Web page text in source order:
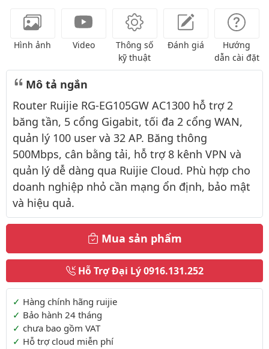
Hình ảnh Video
Thông số
kỹ thuật
Đánh giá
Hướng
dẫn cài đặt
Mô tả ngắn
Router Ruijie RG-EG105GW AC1300 hỗ trợ 2
băng tần, 5 cổng Gigabit, tối đa 2 cổng WAN,
quản lý 100 user và 32 AP. Băng thông
500Mbps, cân bằng tải, hỗ trợ 8 kênh VPN và
quản lý dễ dàng qua Ruijie Cloud. Phù hợp cho
doanh nghiệp nhỏ cần mạng ổn định, bảo mật
và hiệu quả.
Mua sản phẩm
Hỗ Trợ Đại Lý0916.131.252
Thông tin thêm
Hàng chính hãng ruijie
Bảo hành 24 tháng
chưa bao gồm VAT
Hỗ trợ cloud miễn phí